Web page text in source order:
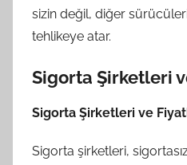
sizin değil, diğer
tehlikeye atar.
Sigorta Şirketleri
Sigorta Şirketleri ve
Sigorta şirketleri,